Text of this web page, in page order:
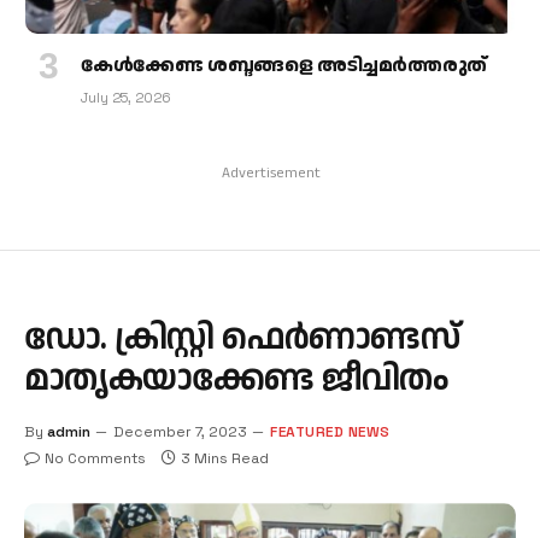
കേള്‍ക്കേണ്ട ശബ്ദങ്ങളെ അടിച്ചമര്‍ത്തരുത്
July 25, 2026
Advertisement
ഡോ. ക്രിസ്റ്റി ഫെര്‍ണാണ്ടസ്
മാതൃകയാക്കേണ്ട ജീവിതം
By admin December 7, 2023
FEATURED NEWS
No Comments
3 Mins Read